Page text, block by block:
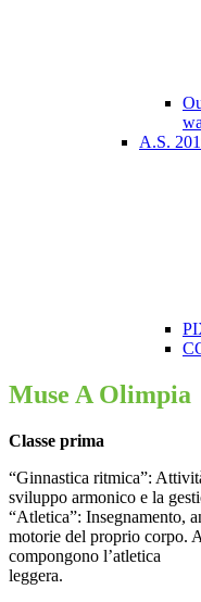
A.S.
Muse A Olimpia
Classe prima
“Ginnastica ritmica”:
sviluppo armonico e la
“Atletica”: Insegnamento,
motorie del proprio corpo.
compongono l’atletica
leggera.